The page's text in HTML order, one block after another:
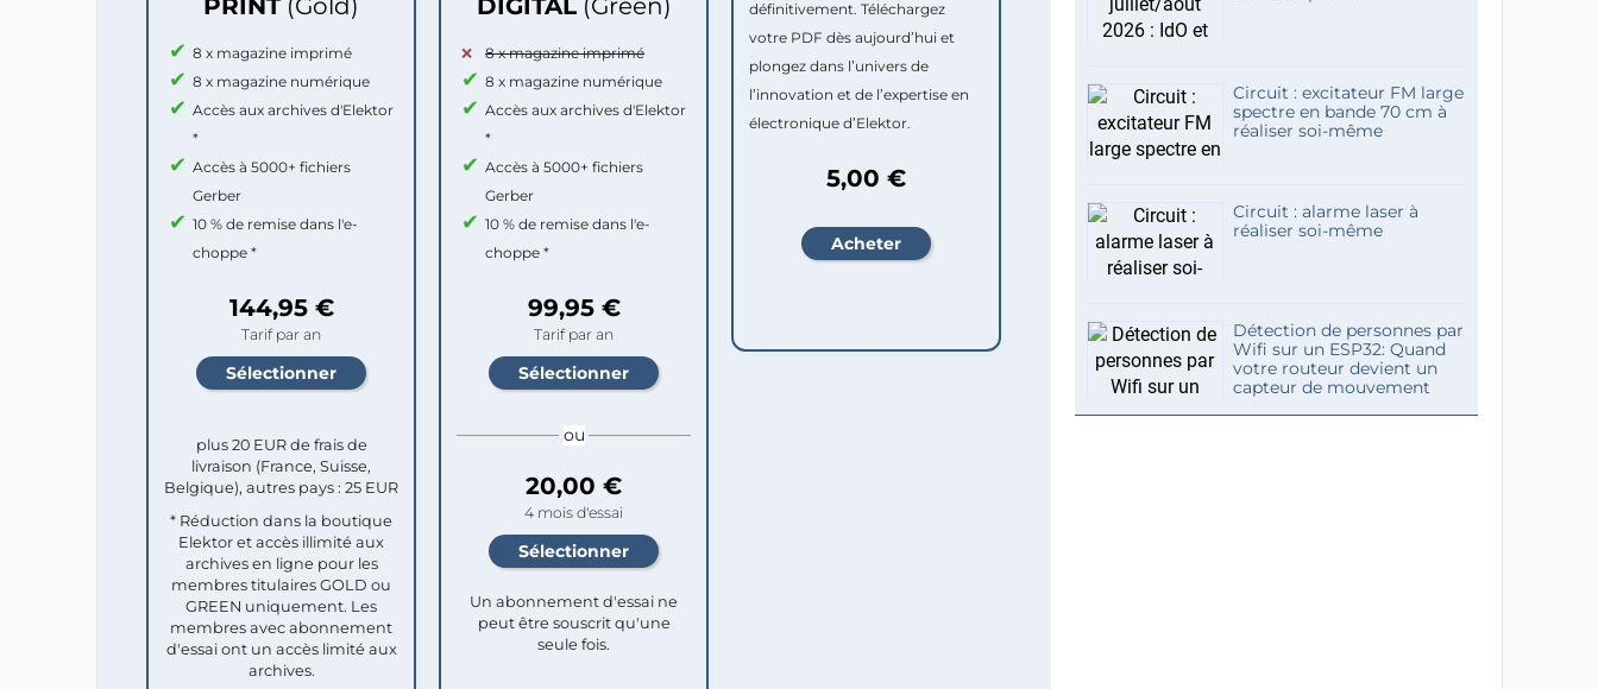
PRINT (Gold)
8 x magazine imprimé
8 x magazine numérique
Accès aux archives d'Elektor
*
Accès à 5000+ fichiers
Gerber
10 % de remise dans l'e-
choppe *
144,95 €
Tarif par an
plus 20 EUR de frais de
livraison (France, Suisse,
Belgique), autres pays : 25 EUR
* Réduction dans la boutique
Elektor et accès illimité aux
archives en ligne pour les
membres titulaires GOLD ou
GREEN uniquement. Les
membres avec abonnement
d'essai ont un accès limité aux
archives.
DIGITAL (Green)
8 x magazine imprimé
8 x magazine numérique
Accès aux archives d'Elektor
*
Accès à 5000+ fichiers
Gerber
10 % de remise dans l'e-
choppe *
99,95 €
Tarif par an
ou
20,00 €
4 mois d'essai
Un abonnement d'essai ne
peut être souscrit qu'une
seule fois.​
définitivement. Téléchargez
votre PDF dès aujourd’hui et
plongez dans l’univers de
l’innovation et de l’expertise en
électronique d’Elektor.
5,00 €
Circuit : excitateur FM large
spectre en bande 70 cm à
réaliser soi-même
Circuit : alarme laser à
réaliser soi-même
Détection de personnes par
Wifi sur un ESP32: Quand
votre routeur devient un
capteur de mouvement